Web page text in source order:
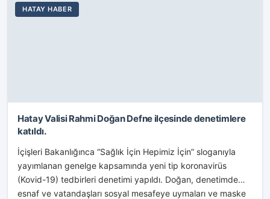
HATAY HABER
Hatay Valisi Rahmi Doğan Defne ilçesinde denetimlere
katıldı.
İçişleri Bakanlığınca “Sağlık İçin Hepimiz İçin” sloganıyla
yayımlanan genelge kapsamında yeni tip koronavirüs
(Kovid-19) tedbirleri denetimi yapıldı. Doğan, denetimde
esnaf ve vatandaşları sosyal mesafeye uymaları ve maske